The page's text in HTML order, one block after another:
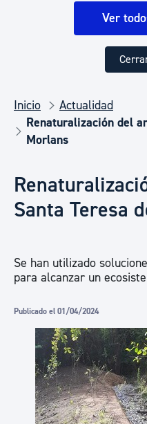
Ver
Inicio
Actualidad
Renaturalización del
Morlans
Santa Teresa
Se han utilizado
para alcanzar un
Publicado el 01/04/2024